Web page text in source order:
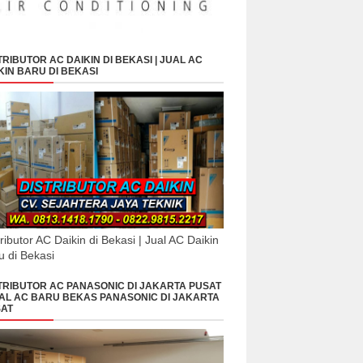
AC DAIKIN DI BEKASI | JUAL AC
BARU DI BEKASI
AC Daikin di Bekasi | Jual AC Daikin
di Bekasi
AC PANASONIC DI JAKARTA PUSAT
AC BARU BEKAS PANASONIC DI JAKARTA